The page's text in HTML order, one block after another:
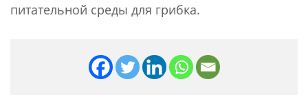
питательной среды для грибка.